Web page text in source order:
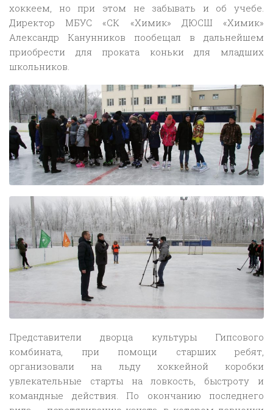
хоккеем, но при этом не забывать и об учебе.
Директор МБУС «СК «Химик» ДЮСШ «Химик»
Александр Канунников пообещал в дальнейшем
приобрести для проката коньки для младших
школьников.
Представители дворца культуры Гипсового
комбината, при помощи старших ребят,
организовали на льду хоккейной коробки
увлекательные старты на ловкость, быстроту и
командные действия. По окончанию последнего